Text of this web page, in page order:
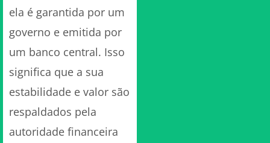
ela é garantida por um
governo e emitida por
um banco central. Isso
significa que a sua
estabilidade e valor são
respaldados pela
autoridade financeira